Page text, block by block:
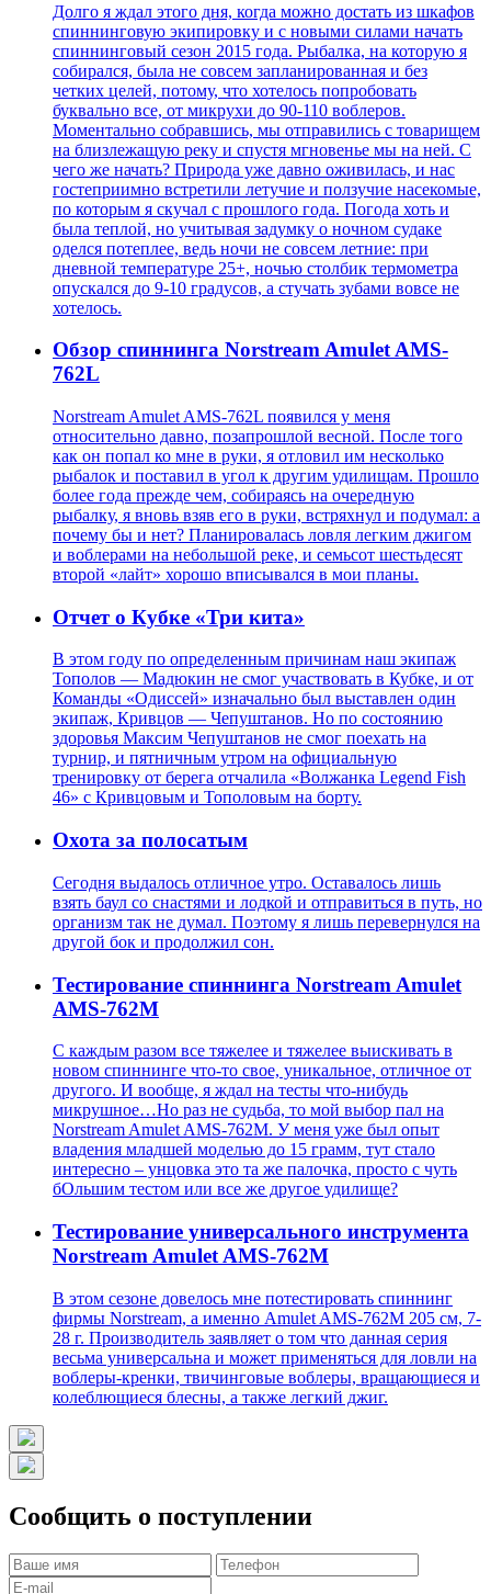
Долго я ждал этого дня, когда можно достать из шкафов
спиннинговую экипировку и с новыми силами начать
спиннинговый сезон 2015 года. Рыбалка, на которую я
собирался, была не совсем запланированная и без
четких целей, потому, что хотелось попробовать
буквально все, от микрухи до 90-110 воблеров.
Моментально собравшись, мы отправились с товарищем
на близлежащую реку и спустя мгновенье мы на ней. С
чего же начать? Природа уже давно оживилась, и нас
гостеприимно встретили летучие и ползучие насекомые,
по которым я скучал с прошлого года. Погода хоть и
была теплой, но учитывая задумку о ночном судаке
оделся потеплее, ведь ночи не совсем летние: при
дневной температуре 25+, ночью столбик термометра
опускался до 9-10 градусов, а стучать зубами вовсе не
хотелось.
Обзор спиннинга Norstream Amulet AMS-
762L
Norstream Amulet AMS-762L появился у меня
относительно давно, позапрошлой весной. После того
как он попал ко мне в руки, я отловил им несколько
рыбалок и поставил в угол к другим удилищам. Прошло
более года прежде чем, собираясь на очередную
рыбалку, я вновь взяв его в руки, встряхнул и подумал: а
почему бы и нет? Планировалась ловля легким джигом
и воблерами на небольшой реке, и семьсот шестьдесят
второй «лайт» хорошо вписывался в мои планы.
Отчет о Кубке «Три кита»
В этом году по определенным причинам наш экипаж
Тополов — Мадюкин не смог участвовать в Кубке, и от
Команды «Одиссей» изначально был выставлен один
экипаж, Кривцов — Чепуштанов. Но по состоянию
здоровья Максим Чепуштанов не смог поехать на
турнир, и пятничным утром на официальную
тренировку от берега отчалила «Волжанка Legend Fish
46» с Кривцовым и Тополовым на борту.
Охота за полосатым
Сегодня выдалось отличное утро. Оставалось лишь
взять баул со снастями и лодкой и отправиться в путь, но
организм так не думал. Поэтому я лишь перевернулся на
другой бок и продолжил сон.
Тестирование спиннинга Norstream Amulet
AMS-762M
С каждым разом все тяжелее и тяжелее выискивать в
новом спиннинге что-то свое, уникальное, отличное от
другого. И вообще, я ждал на тесты что-нибудь
микрушное…Но раз не судьба, то мой выбор пал на
Norstream Amulet AMS-762M. У меня уже был опыт
владения младшей моделью до 15 грамм, тут стало
интересно – унцовка это та же палочка, просто с чуть
бОльшим тестом или все же другое удилище?
Тестирование универсального инструмента
Norstream Amulet AMS-762M
В этом сезоне довелось мне потестировать спиннинг
фирмы Norstream, а именно Amulet AMS-762M 205 см, 7-
28 г. Производитель заявляет о том что данная серия
весьма универсальна и может применяться для ловли на
воблеры-кренки, твичинговые воблеры, вращающиеся и
колеблющиеся блесны, а также легкий джиг.
Сообщить о поступлении